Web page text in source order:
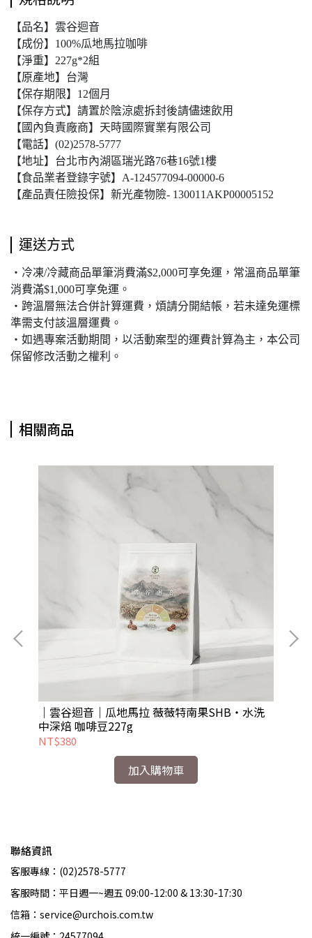
【品名】雲谷迴音
【成份】100%瓜地馬拉咖啡
【淨重】227g*2組
【原產地】台灣
【保存期限】12個月
【保存方式】請置於陰涼處拆封後請儘速飲用
【國內負責廠商】天時國際實業有限公司
【電話】(02)2578-5777
【地址】台北市內湖區瑞光路76巷16號1樓
【食品業者登錄字號】A-124577094-00000-6
【產品責任險投保】新光產物險- 130011AKP00005152
運送方式
・冷凍/冷藏商品單筆消費滿$2,000可享免運，常溫商品單筆
消費滿$1,000可享免運。
・跨溫層無法合併計算運費，煩請分開結帳，若未達免運標
準需支付該溫層運費。
・如遇專案活動期間，以活動案型的運費計算為主，本公司
保留修改活動之權利。
相關商品
｜雲谷迴音｜瓜地馬拉 薇薇特南果SHB・水洗
中深焙 咖啡豆227g
NT$380
加入購物車
聯絡資訊
客服專線：(02)2578-5777
客服時間：平日週一~週五 09:00-12:00 & 13:30-17:30
信箱：service@urchois.com.tw